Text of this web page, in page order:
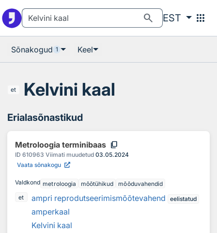
search EST apps
Sõnakogud 1 Keel
et Kelvini kaal
Erialasõnastikud
Metroloogia terminibaas content_copy
ID 610963 Viimati muudetud 03.05.2024
Vaata sõnakogu
Valdkond metroloogia mõõtühikud
mõõduvahendid
et
ampri reprodutseerimismõõtevahend eelistatud
amperkaal
Kelvini kaal